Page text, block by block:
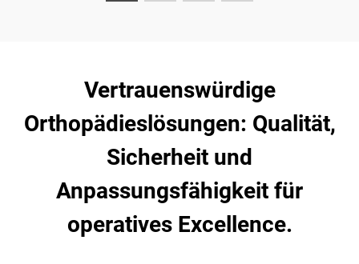
Vertrauenswürdige
Orthopädieslösungen: Qualität,
Sicherheit und
Anpassungsfähigkeit für
operatives Excellence.